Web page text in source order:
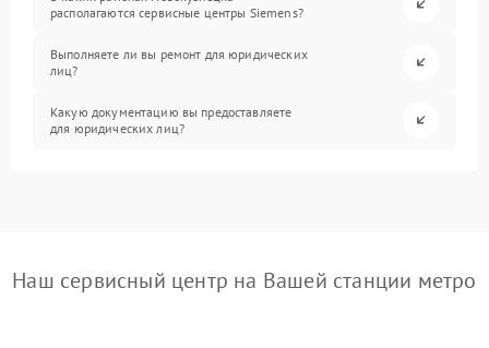
располагаются сервисные центры Siemens?
Выполняете ли вы ремонт для юридических
лиц?
Какую документацию вы предоставляете
для юридических лиц?
Наш сервисный центр на Вашей станции метро